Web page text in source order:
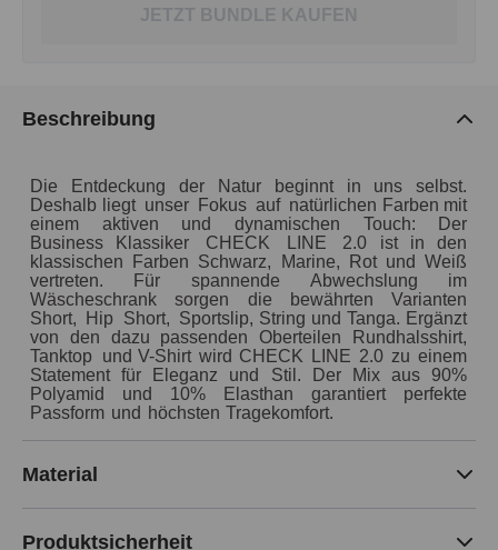
JETZT BUNDLE KAUFEN
Beschreibung
Die Entdeckung der Natur beginnt
in uns selbst.
Deshalb liegt unser Fokus auf natürlichen Farben mit
einem
aktiven und dynamischen Touch:
Der
Business Klassiker
CHECK LINE 2.0 ist in
den
klassischen
Farben Schwarz, Marine, Rot und Weiß
vertreten.
Für spannende Abwechslung
im
Wäscheschrank
sorgen die bewährten
Varianten
Short,
Hip Short, Sportslip, String und Tanga. Ergänzt
von
den dazu passenden Oberteilen
Rundhalsshirt,
Tanktop und V-Shirt wird CHECK LINE 2.0 zu einem
Statement
für Eleganz und Stil. Der Mix aus
90%
Polyamid
und 10% Elasthan garantiert
perfekte
Passform und höchsten Tragekomfort.
Material
Produktsicherheit